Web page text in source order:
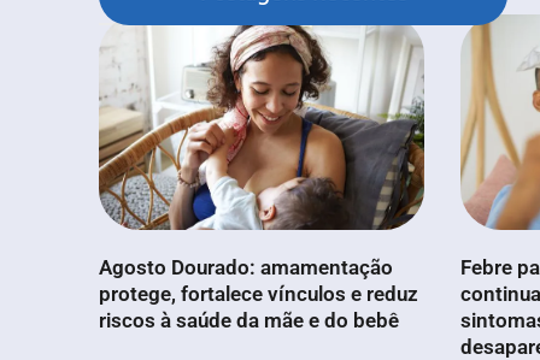
Agosto Dourado: amamentação
protege, fortalece vínculos e reduz
riscos à saúde da mãe e do bebê
Febre